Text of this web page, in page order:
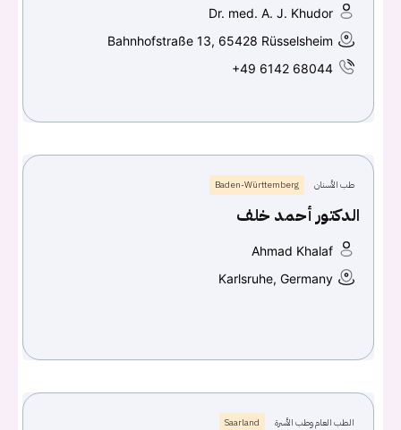
Dr. med. A. J. Khudor
Bahnhofstraße 13, 65428 Rüsselsheim
+49 6142 68044
طب الأسنان Baden-Württemberg
الدكتور أحمد خلف
Ahmad Khalaf
Karlsruhe, Germany
الطب العام وطب الأسرة Saarland